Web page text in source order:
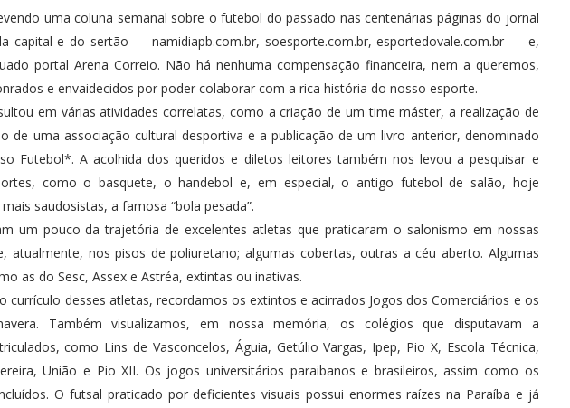
uma coluna semanal sobre o futebol do passado nas centenárias páginas do jornal
capital e do sertão — namidiapb.com.br, soesporte.com.br, esportedovale.com.br — e,
portal Arena Correio. Não há nenhuma compensação financeira, nem a queremos,
e envaidecidos por poder colaborar com a rica história do nosso esporte.
em várias atividades correlatas, como a criação de um time máster, a realização de
de uma associação cultural desportiva e a publicação de um livro anterior, denominado
Futebol*. A acolhida dos queridos e diletos leitores também nos levou a pesquisar e
como o basquete, o handebol e, em especial, o antigo futebol de salão, hoje
saudosistas, a famosa “bola pesada”.
um pouco da trajetória de excelentes atletas que praticaram o salonismo em nossas
atualmente, nos pisos de poliuretano; algumas cobertas, outras a céu aberto. Algumas
as do Sesc, Assex e Astréa, extintas ou inativas.
currículo desses atletas, recordamos os extintos e acirrados Jogos dos Comerciários e os
Também visualizamos, em nossa memória, os colégios que disputavam a
como Lins de Vasconcelos, Águia, Getúlio Vargas, Ipep, Pio X, Escola Técnica,
União e Pio XII. Os jogos universitários paraibanos e brasileiros, assim como os
O futsal praticado por deficientes visuais possui enormes raízes na Paraíba e já